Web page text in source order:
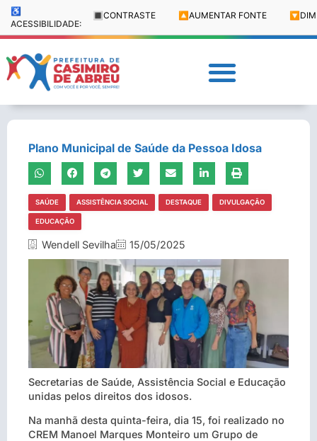
♿
ACESSIBILIDADE:
🔳 CONTRASTE 🔼 AUMENTAR FONTE 🔽
Plano Municipal de Saúde da Pessoa Idosa
SAÚDE ASSISTÊNCIA SOCIAL DESTAQUE DIVULGAÇÃO
EDUCAÇÃO
Wendell Sevilha 15/05/2025
Secretarias de Saúde, Assistência Social e Educação
unidas pelos direitos dos idosos.
Na manhã desta quinta-feira, dia 15, foi realizado no
CREM Manoel Marques Monteiro um Grupo de